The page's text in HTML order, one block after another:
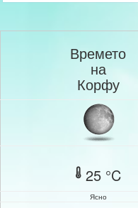
Времето
на
Корфу
25 °C
Ясно